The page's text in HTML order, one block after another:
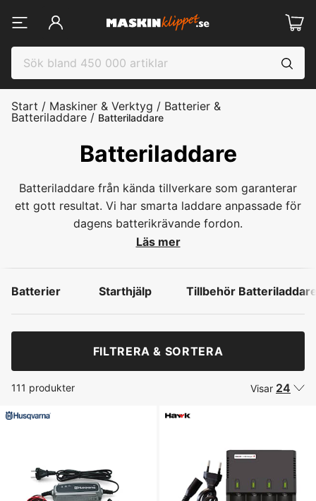
Start / Maskiner & Verktyg / Batterier &
Batteriladdare / Batteriladdare
Batteriladdare
Batteriladdare från kända tillverkare som garanterar
ett gott resultat. Vi har smarta laddare anpassade för
dagens batterikrävande fordon.
Läs mer
Batterier Starthjälp Tillbehör
FILTRERA & SORTERA
111 produkter Visar 24